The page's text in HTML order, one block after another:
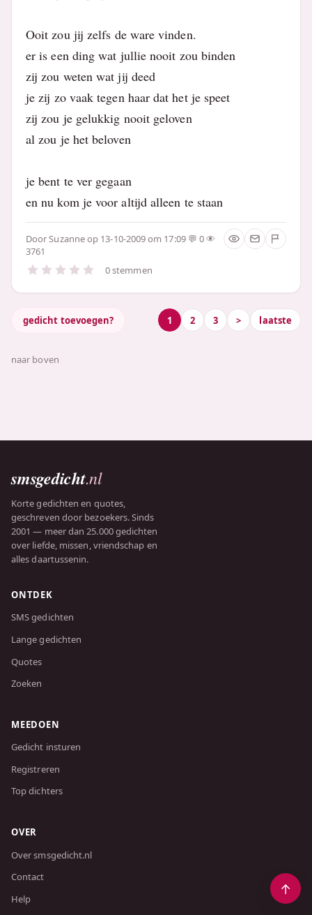
Ooit zou jij zelfs de ware vinden.
er is een ding wat jullie nooit zou binden
zij zou weten wat jij deed
je zij zo vaak tegen haar dat het je speet
zij zou je gelukkig nooit geloven
al zou je het beloven
je bent te ver gegaan
en nu kom je voor altijd alleen te staan
Door Suzanneop 13-10-2009 om 17:09
0
3761
0 stemmen
gedicht toevoegen? 1 2 3 > laatste
naar boven
smsgedicht.nl
Korte gedichten en quotes,
geschreven door bezoekers. Sinds
2001 — meer dan 25.000 gedichten
over liefde, missen, vriendschap en
alles daartussenin.
ONTDEK
SMS gedichten
Lange gedichten
Quotes
Zoeken
MEEDOEN
Gedicht insturen
Registreren
Top dichters
OVER
Over smsgedicht.nl
Contact
Help